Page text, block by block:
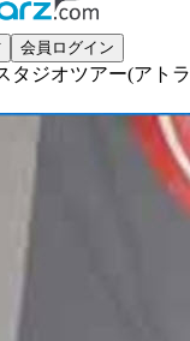
会員ログイン
タジオツアー(アト